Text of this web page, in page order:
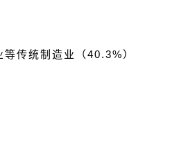
传统制造业（40.3%）